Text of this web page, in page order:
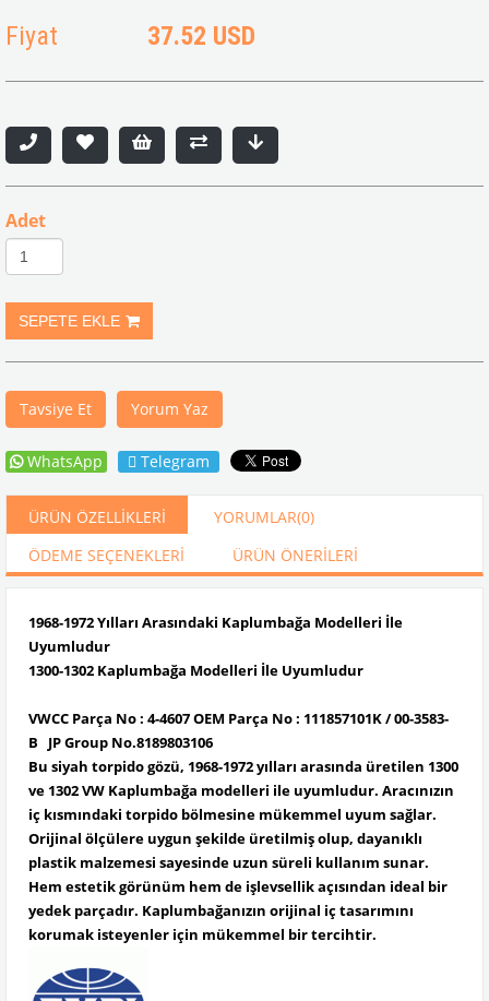
Fiyat 37.52 USD
Adet
Tavsiye Et Yorum Yaz
WhatsApp Telegram
ÜRÜN ÖZELLIKLERI YORUMLAR(0)
ÖDEME SEÇENEKLERI
ÜRÜN ÖNERILERI
1968-1972 Yılları Arasındaki Kaplumbağa Modelleri İle
Uyumludur
1300-1302 Kaplumbağa Modelleri İle Uyumludur
VWCC Parça No : 4-4607 OEM Parça No : 111857101K / 00-3583-
B JP Group No.8189803106
Bu siyah torpido gözü, 1968-1972 yılları arasında üretilen 1300
ve 1302 VW Kaplumbağa modelleri ile uyumludur. Aracınızın
iç kısmındaki torpido bölmesine mükemmel uyum sağlar.
Orijinal ölçülere uygun şekilde üretilmiş olup, dayanıklı
plastik malzemesi sayesinde uzun süreli kullanım sunar.
Hem estetik görünüm hem de işlevsellik açısından ideal bir
yedek parçadır. Kaplumbağanızın orijinal iç tasarımını
korumak isteyenler için mükemmel bir tercihtir.